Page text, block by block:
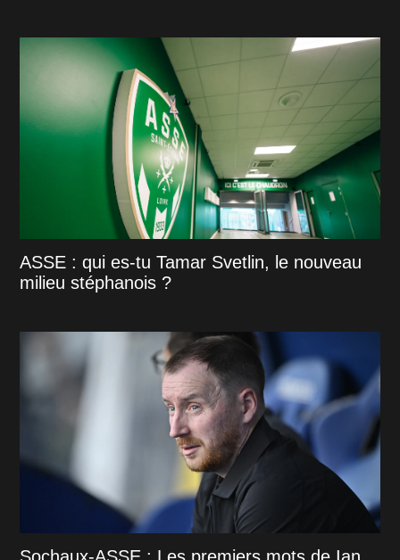
ASSE : qui es-tu Tamar Svetlin, le nouveau
milieu stéphanois ?